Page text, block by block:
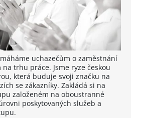
uchazečům o zaměstnání
trhu práce. Jsme ryze českou
která buduje svoji značku na
se zákazníky. Zakládá si na
založeném na oboustranné
poskytovaných služeb a